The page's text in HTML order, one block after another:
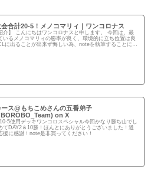
会合計20-5！メノコマリィ｜ワンコロナス
介】 こんにちはワンコロナスと申します。 今回は、最
いるメノコマリィの勝率が良く、環境的に立ち位置は良
に出ることが出来ず悔しい為、noteを執筆することにし
ス@もちこめさんの五番弟子
on X
5使用デッキワンコロスペシャル今回かなり勝ち山でし
てDAY2＆10勝！ほんとにありがとうございました！道
援に感謝！note是非買ってください！